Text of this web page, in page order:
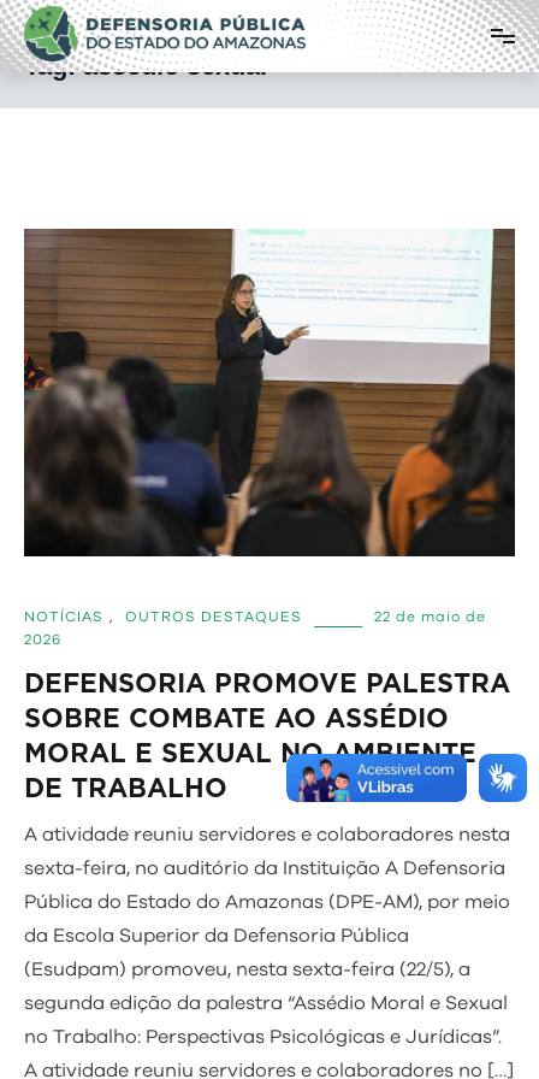
Pular
para
o
conteúdo
Defensoria Pública do Estado do
Amazonas
Tag:assédio sexual
NOTÍCIAS , OUTROS DESTAQUES
22 de maio de
2026
DEFENSORIA PROMOVE PALESTRA
SOBRE COMBATE AO ASSÉDIO
MORAL E SEXUAL NO AMBIENTE
DE TRABALHO
A atividade reuniu servidores e colaboradores nesta
sexta-feira, no auditório da Instituição A Defensoria
Pública do Estado do Amazonas (DPE-AM), por meio
da Escola Superior da Defensoria Pública
(Esudpam) promoveu, nesta sexta-feira (22/5), a
segunda edição da palestra “Assédio Moral e Sexual
no Trabalho: Perspectivas Psicológicas e Jurídicas”.
A atividade reuniu servidores e colaboradores no […]